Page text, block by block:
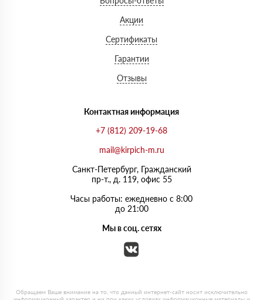
Акции
Сертификаты
Гарантии
Отзывы
Контактная информация
+7 (812) 209-19-68
mail@kirpich-m.ru
Санкт-Петербург, Граждaнский
пр-т., д. 119, офис 55
Часы работы: ежедневно с 8:00
до 21:00
Мы в соц. сетях